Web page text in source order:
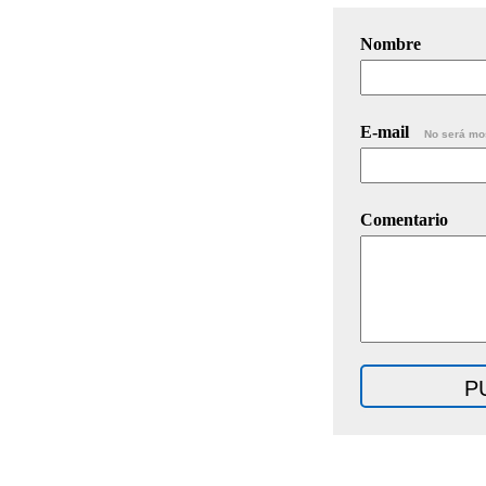
Nombre
E-mail No será
Comentario